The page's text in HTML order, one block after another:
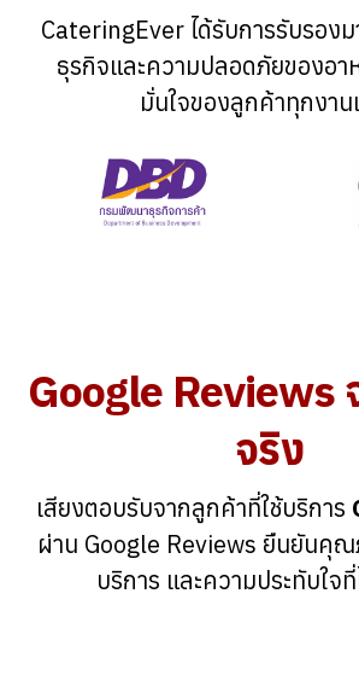
CateringEver ได้รับการรับรอง
ธุรกิจและความปลอดภัยของอา
มั่นใจของลูกค้าทุกงาน
Google Reviews
จริง
เสียงตอบรับจากลูกค้าที่ใช้บริการ
ผ่าน Google Reviews ยืนยันคุณ
บริการ และความประทับใจ